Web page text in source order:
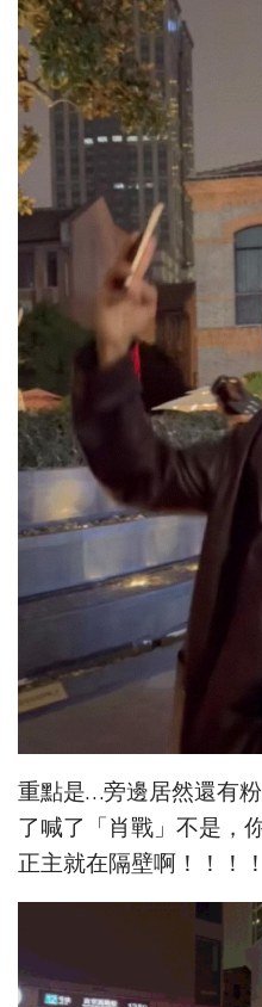
重點是…旁邊居然還有
了喊了「肖戰」不是，
正主就在隔壁啊！！！！